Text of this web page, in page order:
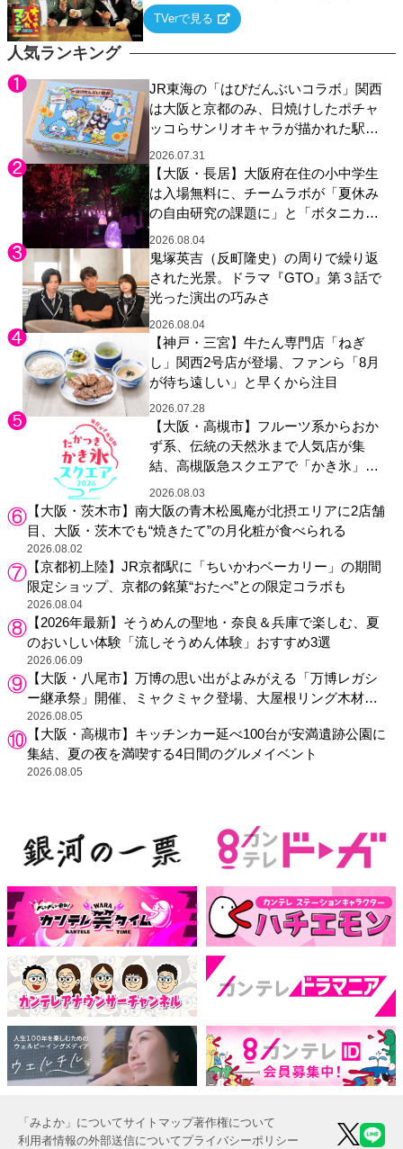
人気ランキング
JR東海の「はぴだんぶいコラボ」関西
は大阪と京都のみ、日焼けしたポチャ
ッコらサンリオキャラが描かれた駅弁
やグッズが登場
2026.07.31
【大阪・長居】大阪府在住の小中学生
は入場無料に、チームラボが「夏休み
の自由研究の課題に」と「ボタニカル
ガーデン 大阪」へ招待
2026.08.04
鬼塚英吉（反町隆史）の周りで繰り返
された光景。ドラマ『GTO』第３話で
光った演出の巧みさ
2026.08.04
【神戸・三宮】牛たん専門店「ねぎ
し」関西2号店が登場、ファンら「8月
が待ち遠しい」と早くから注目
2026.07.28
【大阪・高槻市】フルーツ系からおか
ず系、伝統の天然氷まで人気店が集
結、高槻阪急スクエアで「かき氷」祭
り
2026.08.03
【大阪・茨木市】南大阪の青木松風庵が北摂エリアに2店舗
目、大阪・茨木でも“焼きたて”の月化粧が食べられる
2026.08.02
【京都初上陸】JR京都駅に「ちいかわベーカリー」の期間
限定ショップ、京都の銘菓“おたべ”との限定コラボも
2026.08.04
【2026年最新】そうめんの聖地・奈良＆兵庫で楽しむ、夏
のおいしい体験「流しそうめん体験」おすすめ3選
2026.06.09
【大阪・八尾市】万博の思い出がよみがえる「万博レガシ
ー継承祭」開催、ミャクミャク登場、大屋根リング木材展
示も
2026.08.05
【大阪・高槻市】キッチンカー延べ100台が安満遺跡公園に
集結、夏の夜を満喫する4日間のグルメイベント
2026.08.05
るテーマについて好き放題にちゃちゃを入れ
ていく関西色を前面に押し出したトークバラ
TVerで見る
「みよか」についてサイトマップ著作権について
利用者情報の外部送信についてプライバシーポリシー